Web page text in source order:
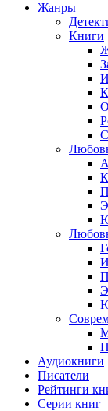
Жанры
Книги
Аудиокниги
Писатели
Рейтинги
Серии книг